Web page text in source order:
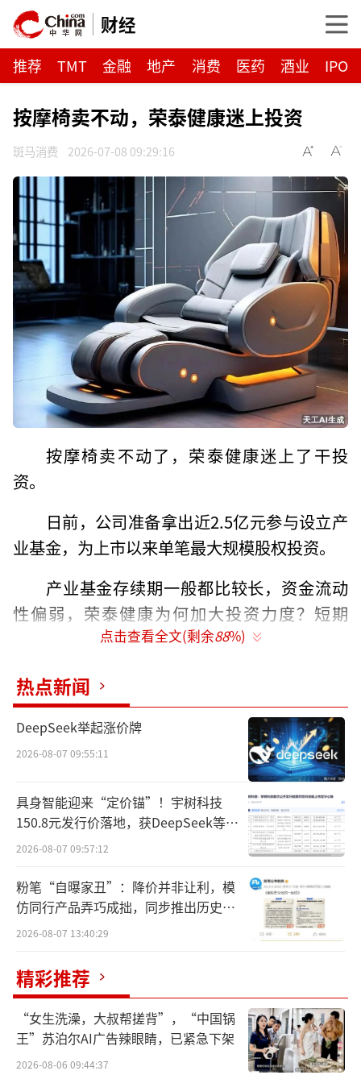
财经
推荐 TMT 金融 地产 消费 医药 酒业 IPO
按摩椅卖不动，荣泰健康迷上投资
斑马消费 2026-07-08 09:29:16
按摩椅卖不动了，荣泰健康迷上了干投
资。
日前，公司准备拿出近2.5亿元参与设立产
业基金，为上市以来单笔最大规模股权投资。
产业基金存续期一般都比较长，资金流动
性偏弱，荣泰健康为何加大投资力度？短期
内，可以通过投资收益对冲主业盈利下滑；中
终实现产业协同效应。
然而，这些长期产业规划，无法扭转按摩
椅销量持续下行的现状。公司基本面的改善，
取决于出口市场回暖、汽车按摩机芯项目量
产，以及联合美团开启理疗康复机器人等增量
业务的顺利落地。
从前几年小额试水到现在的大额战略投
入，荣泰健康（603579.SH）对布局产业基金
循序渐进、逐年加码的过程清晰且明显。
2023年9月，公司初次试水产业基金，以2
000万元认购厦门罗塞塔一号基金，布局消费和
智能制造早期项目。彼时纯属财务投资，尚未
点击查看全文(剩余88%)
热点新闻
DeepSeek举起涨价牌
2026-08-07 09:55:11
具身智能迎来“定价锚”！宇树科技
150.8元发行价落地，获DeepSeek等豪
华战配加持
2026-08-07 09:57:12
粉笔“自曝家丑”：降价并非让利，模
仿同行产品弄巧成拙，同步推出历史学
员退费方案
2026-08-07 13:40:29
精彩推荐
“女生洗澡，大叔帮搓背”，“中国锅
王”苏泊尔AI广告辣眼睛，已紧急下架
2026-08-06 09:44:37